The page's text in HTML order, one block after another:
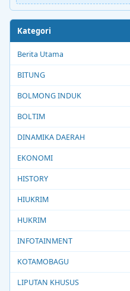
Kategori
Berita Utama
BITUNG
BOLMONG INDUK
BOLTIM
DINAMIKA DAERAH
EKONOMI
HISTORY
HIUKRIM
HUKRIM
INFOTAINMENT
KOTAMOBAGU
LIPUTAN KHUSUS